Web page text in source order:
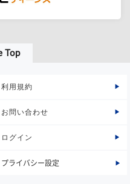
Top
利用規約
お問い合わせ
ログイン
プライバシー設定